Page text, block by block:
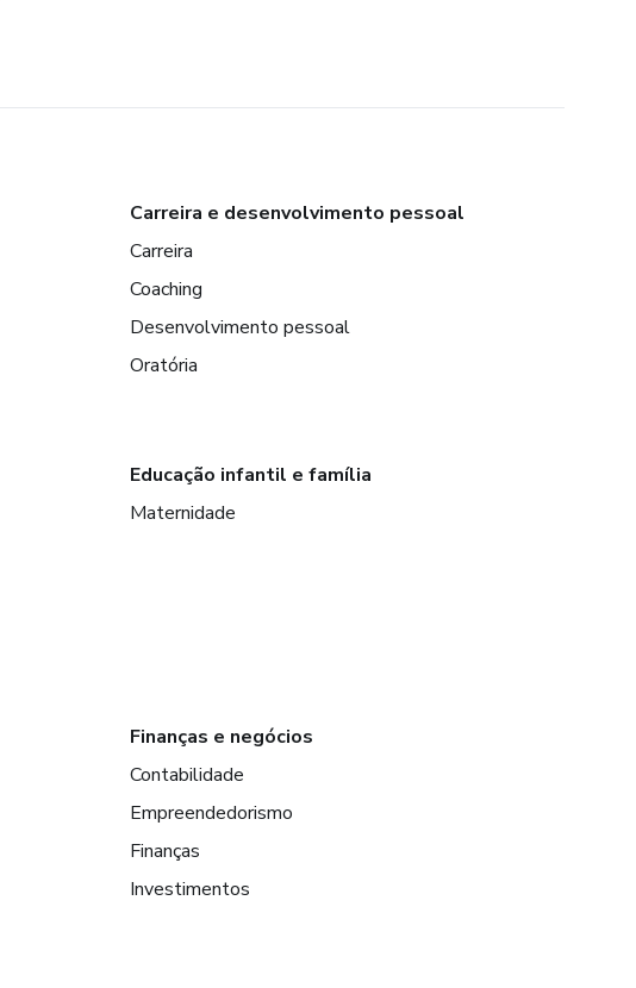
Carreira e desenvolvimento pessoal
Carreira
Coaching
Desenvolvimento pessoal
Oratória
Educação infantil e família
Maternidade
Finanças e negócios
Contabilidade
Empreendedorismo
Finanças
Investimentos